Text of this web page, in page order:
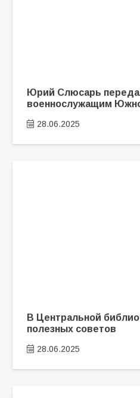
Юрий Слюсарь
военнослужащим
28.06.2025
В Центральной
полезных советов
28.06.2025